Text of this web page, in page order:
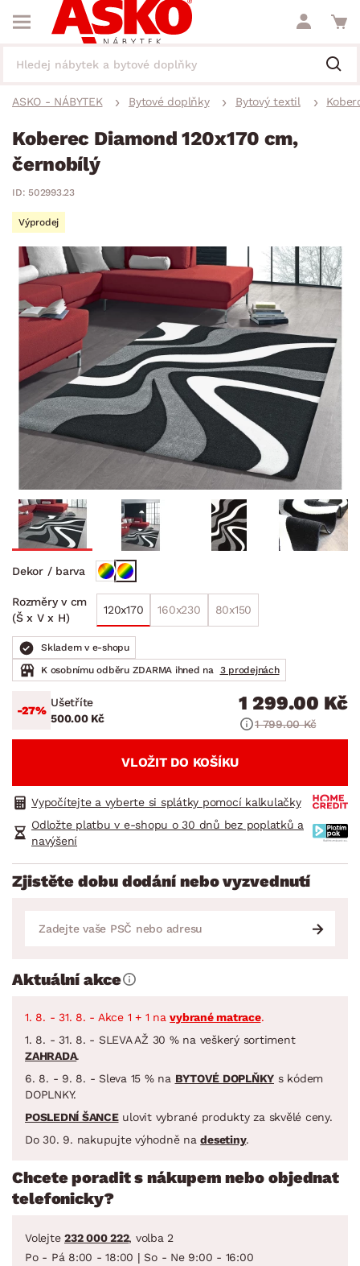
ASKO - NÁBYTEK Bytové doplňky Bytový textil
Koberec Diamond 120x170 cm,
černobílý
ID: 502993.23
Výprodej
Dekor / barva
Rozměry v cm
(Š x V x H)
120x170 160x230 80x150
Skladem v e-shopu
K osobnímu odběru ZDARMA ihned na
3 prodejnách
-27%
Ušetříte
500.00 Kč
1 299.00 Kč
1 799.00 Kč
VLOŽIT DO KOŠÍKU
Vypočítejte a vyberte si splátky pomocí kalkulačky
Odložte platbu v e-shopu o 30 dnů bez poplatků a
navýšení
Zjistěte dobu dodání nebo vyzvednutí
Aktuální akce
1. 8. - 31. 8. - Akce 1 + 1 navybrané matrace.
1. 8. - 31. 8. - SLEVA AŽ 30 % na veškerý sortiment
ZAHRADA.
6. 8. - 9. 8. - Sleva 15 % na BYTOVÉ DOPLŇKY s kódem
DOPLNKY.
POSLEDNÍ ŠANCEulovit vybrané produkty za skvělé ceny.
Do 30. 9. nakupujte výhodně nadesetiny.
Chcete poradit s nákupem nebo objednat
telefonicky?
Volejte 232 000 222, volba 2
Po - Pá 8:00 - 18:00 | So - Ne 9:00 - 16:00